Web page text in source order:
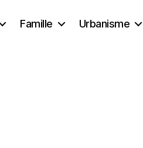
Famille Urbanisme